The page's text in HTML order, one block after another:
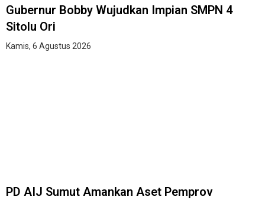
Gubernur Bobby Wujudkan Impian SMPN 4
Sitolu Ori
Kamis, 6 Agustus 2026
PD AIJ Sumut Amankan Aset Pemprov